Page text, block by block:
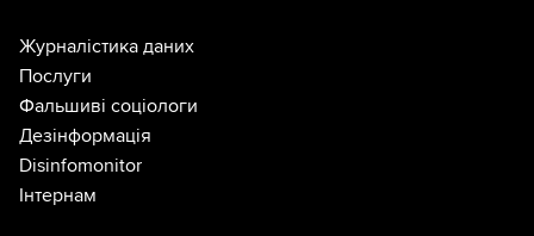
Журналістика даних
Послуги
Фальшиві соціологи
Дезінформація
Disinfomonitor
Інтернам